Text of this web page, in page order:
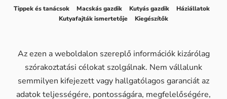
Tippek és tanácsok Macskás gazdik Kutyás gazdik
Háziállatok
Kutyafajták ismertetője
Kiegészítők
Az ezen a weboldalon szereplő információk kizárólag
szórakoztatási célokat szolgálnak. Nem vállalunk
semmilyen kifejezett vagy hallgatólagos garanciát az
adatok teljességére, pontosságára, megfelelőségére,